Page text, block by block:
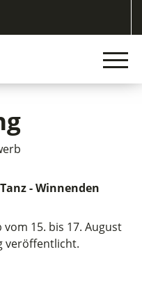
- Winnenden
15. bis 17. August
veröffentlicht.